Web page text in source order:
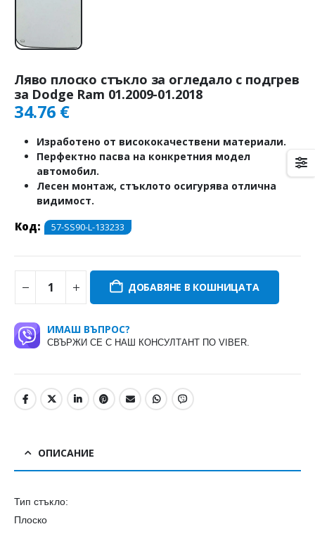
Ляво плоско стъкло за огледало с подгрев
за Dodge Ram 01.2009-01.2018
34.76 €
Изработено от висококачествени материали.
Перфектно пасва на конкретния модел
автомобил.
Лесен монтаж, стъклото осигурява отлична
видимост.
Код: 57-SS90-L-133233
ДОБАВЯНЕ В КОШНИЦАТА
ИМАШ ВЪПРОС?
СВЪРЖИ СЕ С НАШ КОНСУЛТАНТ ПО VIBER.
ОПИСАНИЕ
Тип стъкло:
Плоско